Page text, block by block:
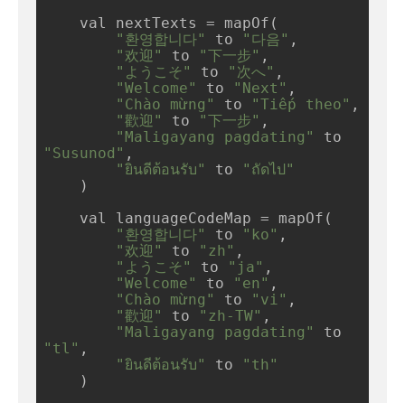
val nextTexts = mapOf(
"환영합니다"
to "다음" ,
"欢迎"
to "下一步" ,
"ようこそ"
to "次へ" ,
"Welcome"
to "Next" ,
"Chào mừng"
to "Tiếp theo" ,
"歡迎"
to "下一步" ,
"Maligayang pagdating"
"Susunod" ,
"ยินดีต้อนรับ"
to
"ถัดไป"
)
val languageCodeMap = mapOf(
"환영합니다"
to "ko" ,
"欢迎"
to "zh" ,
"ようこそ"
to "ja" ,
"Welcome"
to "en" ,
"Chào mừng"
to "vi" ,
"歡迎"
to "zh-TW" ,
"Maligayang pagdating"
"tl" ,
"ยินดีต้อนรับ"
to
"th"
)